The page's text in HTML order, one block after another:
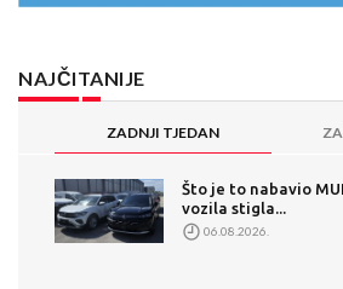
NAJČITANIJE
ZADNJI TJEDAN
Što je to nabavio
vozila stigla...
06.08.2026.